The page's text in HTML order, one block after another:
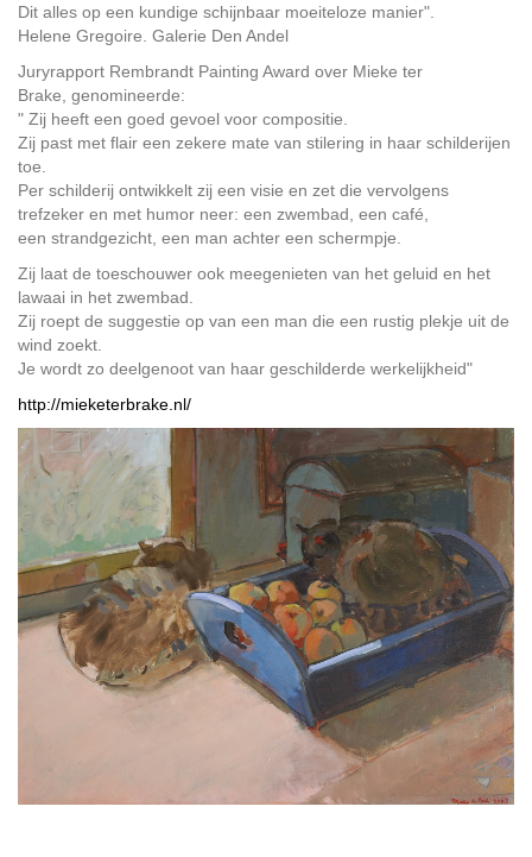
Dit alles op een kundige schijnbaar moeiteloze manier".
Helene Gregoire. Galerie Den Andel
Juryrapport Rembrandt Painting Award over Mieke ter
Brake, genomineerde:
" Zij heeft een goed gevoel voor compositie.
Zij past met flair een zekere mate van stilering in haar schilderijen
toe.
Per schilderij ontwikkelt zij een visie en zet die vervolgens
trefzeker en met humor neer: een zwembad, een café,
een strandgezicht, een man achter een schermpje.
Zij laat de toeschouwer ook meegenieten van het geluid en het
lawaai in het zwembad.
Zij roept de suggestie op van een man die een rustig plekje uit de
wind zoekt.
Je wordt zo deelgenoot van haar geschilderde werkelijkheid"
http://mieketerbrake.nl/